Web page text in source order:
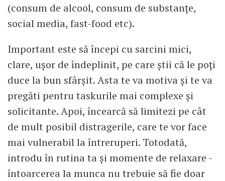
(consum de alcool, consum de substanțe,
social media, fast-food etc).
Important este să începi cu sarcini mici,
clare, ușor de îndeplinit, pe care știi că le poți
duce la bun sfârșit. Asta te va motiva și te va
pregăti pentru taskurile mai complexe și
solicitante. Apoi, încearcă să limitezi pe cât
de mult posibil distragerile, care te vor face
mai vulnerabil la întreruperi. Totodată,
introdu în rutina ta și momente de relaxare -
întoarcerea la munca nu trebuie să fie doar